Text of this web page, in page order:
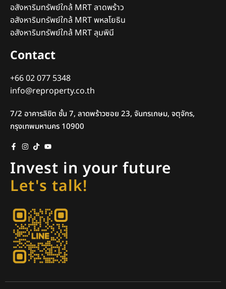
อสังหาริมทรัพย์ใกล้ MRT ลาดพร้าว
อสังหาริมทรัพย์ใกล้ MRT พหลโยธิน
อสังหาริมทรัพย์ใกล้ MRT ลุมพินี
Contact
+66 02 077 5348
info@reproperty.co.th
7/2 อาคารลิขิต ชั้น 7, ลาดพร้าวซอย 23, จันทรเกษม, จตุจักร,
กรุงเทพมหานคร 10900
Invest in your future
Let's talk!